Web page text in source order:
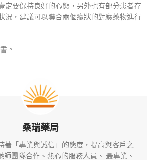
定要保持良好的心態，另外也有部分患者存
況，建議可以聯合兩個癥狀的對應藥物進行
。
桑瑞藥局
著「專業與誠信」的態度，提高與客戶之
師團隊合作、熱心的服務人員、 最專業、